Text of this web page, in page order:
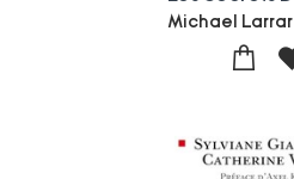
Michael Larrar